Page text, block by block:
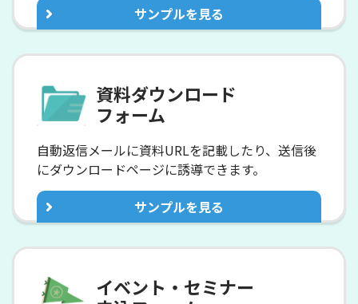
サンプルを見る
資料ダウンロード
フォーム
自動返信メールに資料URLを記載したり、 送信後
にダウンロードページに誘導できます。
サンプルを見る
イベント・セミナー